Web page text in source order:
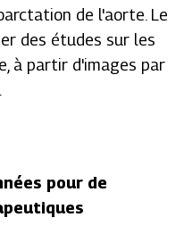
de l'aorte. Le
des études sur les
à partir d'images par
pour de